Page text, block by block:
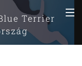
Terrier